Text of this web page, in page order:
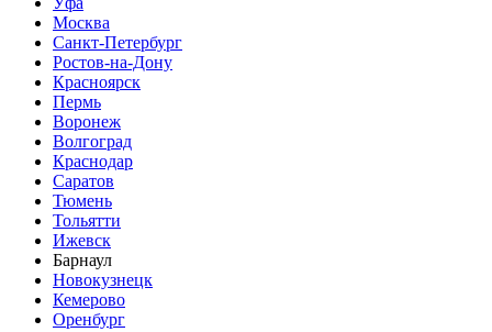
Москва
Санкт-Петербург
Ростов-на-Дону
Красноярск
Пермь
Воронеж
Волгоград
Краснодар
Саратов
Тюмень
Тольятти
Ижевск
Барнаул
Новокузнецк
Кемерово
Оренбург